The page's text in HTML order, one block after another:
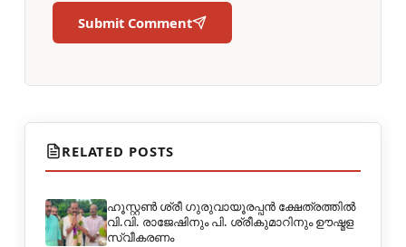
Submit Comment
RELATED POSTS
ഹൂസ്റ്റൺ ശ്രീ ഗുരുവായൂരപ്പൻ ക്ഷേത്രത്തിൽ
വി.വി. രാജേഷിനും പി. ശ്രീകുമാറിനും ഊഷ്മള
സ്വീകരണം